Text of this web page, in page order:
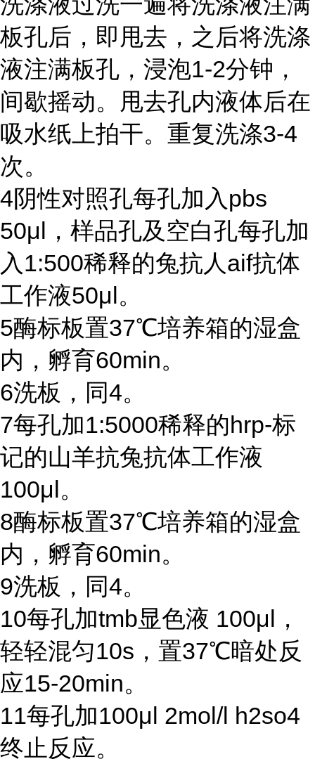
板孔后，即甩去，之后将洗涤
液注满板孔，浸泡1-2分钟，
间歇摇动。甩去孔内液体后在
吸水纸上拍干。重复洗涤3-4
次。
4阴性对照孔每孔加入 pbs
50μl ，样品孔及空白孔每孔加
入 1:500稀释的兔抗人aif抗体
工作液50μl。
5酶标板置37℃培养箱的湿盒
内，孵育60min。
6洗板，同4。
7每孔加1:5000稀释的hrp-标
记的山羊抗兔抗体工作液
100μl。
8酶标板置37℃培养箱的湿盒
内，孵育60min。
9洗板，同4。
10每孔加tmb显色液 100μl ，
轻轻混匀10s ，置37℃暗处反
应15-20min。
11每孔加100μl 2mol/l h2so4
终止反应。